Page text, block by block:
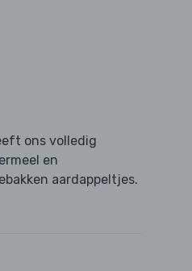
ons volledig
en
aardappeltjes.